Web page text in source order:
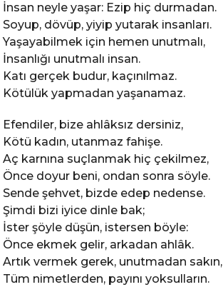
İnsan neyle yaşar: Ezip hiç durmadan.
Soyup, dövüp, yiyip yutarak insanları.
Yaşayabilmek için hemen unutmalı,
İnsanlığı unutmalı insan.
Katı gerçek budur, kaçınılmaz.
Kötülük yapmadan yaşanamaz.
Efendiler, bize ahlâksız dersiniz,
Kötü kadın, utanmaz fahişe.
Aç karnına suçlanmak hiç çekilmez,
Önce doyur beni, ondan sonra söyle.
Sende şehvet, bizde edep nedense.
Şimdi bizi iyice dinle bak;
İster şöyle düşün, istersen böyle:
Önce ekmek gelir, arkadan ahlâk.
Artık vermek gerek, unutmadan sakın,
Tüm nimetlerden, payını yoksulların.